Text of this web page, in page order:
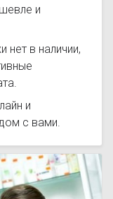
и
нет в наличии,
и
с вами.